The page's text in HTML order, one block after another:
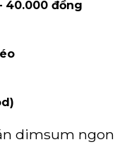
40.000 đồng
dimsum ngon